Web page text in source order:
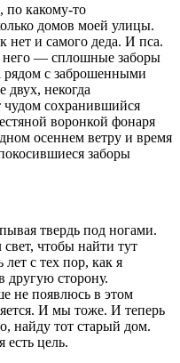
по какому-то
домов моей улицы.
нет и самого деда. И пса.
— сплошные заборы
рядом с заброшенными
некогда
чудом сохранившийся
воронкой фонаря
осеннем ветру и время
заборы
твердь под ногами.
чтобы найти тут
с тех пор, как я
другую сторону.
не появлюсь в этом
И мы тоже. И теперь
найду тот старый дом.
цель.